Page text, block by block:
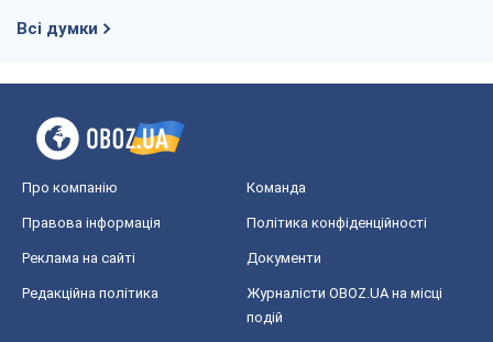
Всі думки
Про компанію Команда
Правова інформація Політика конфіденційності
Реклама на сайті Документи
Редакційна політика
Журналісти OBOZ.UA на місці
подій